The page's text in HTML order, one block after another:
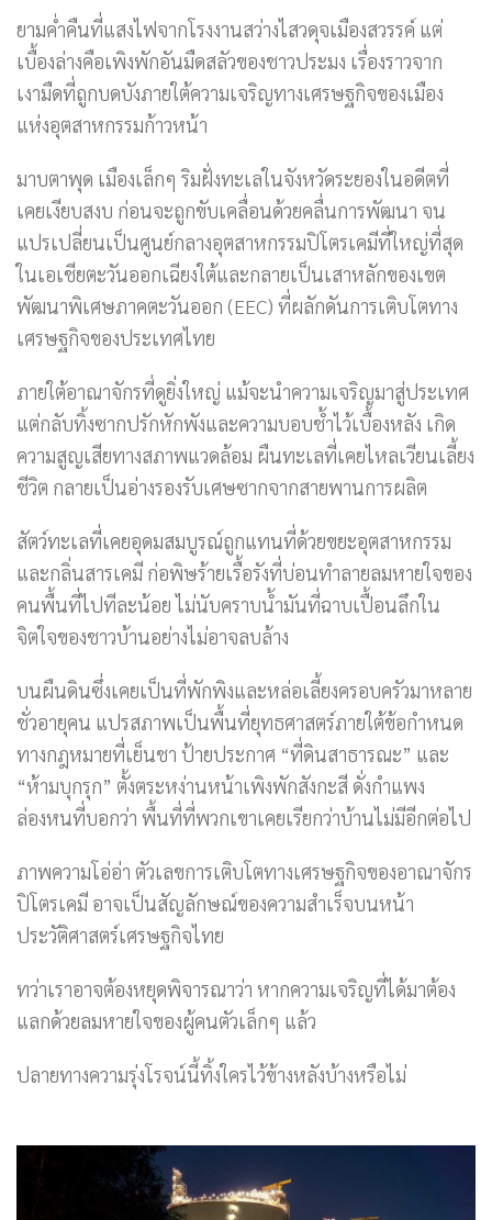
ยามค่ำคืนที่แสงไฟจากโรงงานสว่างไสวดุจเมืองสวรรค์ แต่
เบื้องล่างคือเพิงพักอันมืดสลัวของชาวประมง เรื่องราวจาก
เงามืดที่ถูกบดบังภายใต้ความเจริญทางเศรษฐกิจของเมือง
แห่งอุตสาหกรรมก้าวหน้า
มาบตาพุด เมืองเล็กๆ ริมฝั่งทะเลในจังหวัดระยองในอดีตที่
เคยเงียบสงบ ก่อนจะถูกขับเคลื่อนด้วยคลื่นการพัฒนา จน
แปรเปลี่ยนเป็นศูนย์กลางอุตสาหกรรมปิโตรเคมีที่ใหญ่ที่สุด
ในเอเชียตะวันออกเฉียงใต้และกลายเป็นเสาหลักของเขต
พัฒนาพิเศษภาคตะวันออก (EEC) ที่ผลักดันการเติบโตทาง
เศรษฐกิจของประเทศไทย
ภายใต้อาณาจักรที่ดูยิ่งใหญ่ แม้จะนำความเจริญมาสู่ประเทศ
แต่กลับทิ้งซากปรักหักพังและความบอบช้ำไว้เบื้องหลัง เกิด
ความสูญเสียทางสภาพแวดล้อม ผืนทะเลที่เคยไหลเวียนเลี้ยง
ชีวิต กลายเป็นอ่างรองรับเศษซากจากสายพานการผลิต
สัตว์ทะเลที่เคยอุดมสมบูรณ์ถูกแทนที่ด้วยขยะอุตสาหกรรม
และกลิ่นสารเคมี ก่อพิษร้ายเรื้อรังที่บ่อนทำลายลมหายใจของ
คนพื้นที่ไปทีละน้อย ไม่นับคราบน้ำมันที่ฉาบเปื้อนลึกใน
จิตใจของชาวบ้านอย่างไม่อาจลบล้าง
บนผืนดินซึ่งเคยเป็นที่พักพิงและหล่อเลี้ยงครอบครัวมาหลาย
ชั่วอายุคน แปรสภาพเป็นพื้นที่ยุทธศาสตร์ภายใต้ข้อกำหนด
ทางกฎหมายที่เย็นชา ป้ายประกาศ “ที่ดินสาธารณะ” และ
“ห้ามบุกรุก” ตั้งตระหง่านหน้าเพิงพักสังกะสี ดั่งกำแพง
ล่องหนที่บอกว่า พื้นที่ที่พวกเขาเคยเรียกว่าบ้านไม่มีอีกต่อไป
ภาพความโอ่อ่า ตัวเลขการเติบโตทางเศรษฐกิจของอาณาจักร
ปิโตรเคมี อาจเป็นสัญลักษณ์ของความสำเร็จบนหน้า
ประวัติศาสตร์เศรษฐกิจไทย
ทว่าเราอาจต้องหยุดพิจารณาว่า หากความเจริญที่ได้มาต้อง
แลกด้วยลมหายใจของผู้คนตัวเล็กๆ แล้ว
ปลายทางความรุ่งโรจน์นี้ทิ้งใครไว้ข้างหลังบ้างหรือไม่